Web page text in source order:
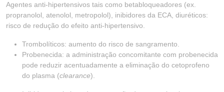
Agentes anti-hipertensivos tais como betabloqueadores (ex.
propranolol, atenolol, metropolol), inibidores da ECA, diuréticos:
risco de redução do efeito anti-hipertensivo.
Trombolíticos: aumento do risco de sangramento.
Probenecida: a administração concomitante com probenecida
pode reduzir acentuadamente a eliminação do cetoprofeno
do plasma (clearance).